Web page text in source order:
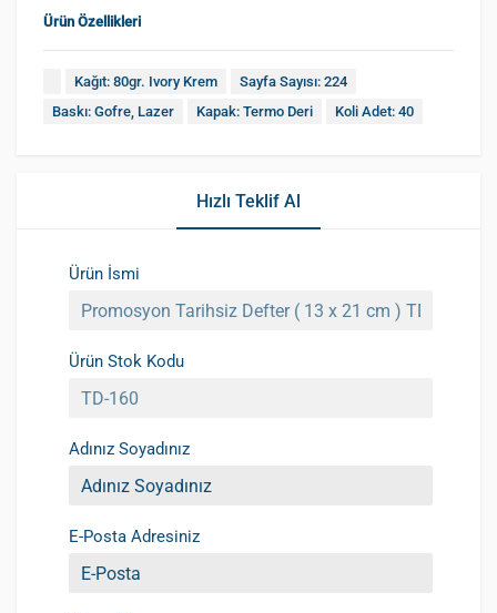
Ürün Özellikleri
Kağıt: 80gr. Ivory Krem
Sayfa Sayısı: 224
Baskı: Gofre, Lazer
Kapak: Termo Deri Koli Adet: 40
Hızlı Teklif Al
Ürün İsmi
Ürün Stok Kodu
Adınız Soyadınız
E-Posta Adresiniz